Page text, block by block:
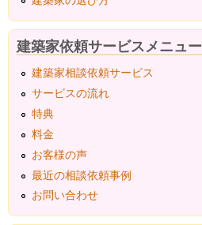
建築家依頼サービスメニュー
建築家相談依頼サービス
サービスの流れ
特典
料金
お客様の声
最近の相談依頼事例
お問い合わせ